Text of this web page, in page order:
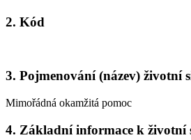
2. Kód
3. Pojmenování (název) životní
Mimořádná okamžitá pomoc
4. Základní informace k životní